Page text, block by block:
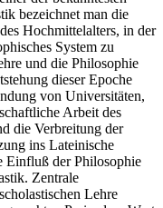
bezeichnet man die
Hochmittelalters, in der
System zu
und die Philosophie
dieser Epoche
von Universitäten,
Arbeit des
die Verbreitung der
ins Lateinische
Einfluß der Philosophie
Zentrale
Lehre